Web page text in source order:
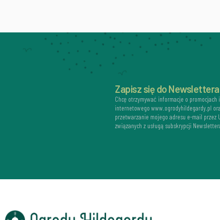
Zapisz się do Newslettera
Chcę otrzymywać informacje o promocjach
internetowego www.ogrodyhildegardy.pl
przetwarzanie mojego adresu e-mail przez
związanych z usługą subskrypcji